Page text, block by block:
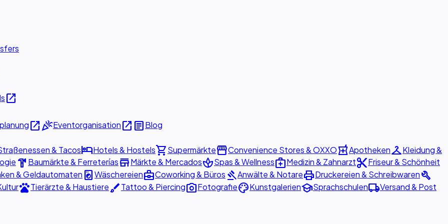
open_in_new
open_in_newcelebrationEventorganisationopen_in_new articleBlog
& TacoshotelHotels & Hostelsshopping_cartSupermärktestorefrontConvenience Stores & OXXOlocal_pharmacyApothekencheckroomKleidung &
hardware Baumärkte & FerreteríasstoreMärkte & MercadosspaSpas & Wellnessmedical_servicesMedizin & Zahnarztcontent_cutFriseur & Schönheit
& Geldautomaten local_laundry_serviceWäschereienbusiness_centerCoworking & Büros gavelAnwälte & NotareprintDruckereien & Schreibwarenbuild
petsTierärzte & HaustierebrushTattoo & Piercingphoto_cameraFotografiepaletteKunstgalerienschoolSprachschulenlocal_shippingVersand & Post